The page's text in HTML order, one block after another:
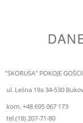
"SKORUSA" POKOJE
ul. Leśna 19a 34-530
kom. +48 695 067 173
tel.(18) 207-71-80